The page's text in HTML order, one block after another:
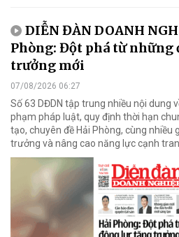
DIỄN ĐÀN DOANH
Phòng: Đột phá từ những
trưởng mới
07/08/2026 06:27
Số 63 DĐDN tập trung nhiều nội dung
phạm pháp luật, quy định thời hạn
tạo, chuyên đề Hải Phòng, cùng nhiều
trưởng và nâng cao năng lực cạnh